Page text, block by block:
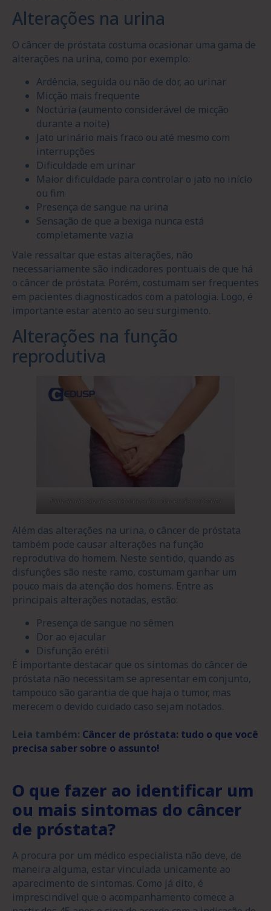
Alterações na urina
O câncer de próstata costuma ocasionar uma gama de
alterações na urina, como por exemplo:
Ardência, seguida ou não de dor, ao urinar
Micção mais frequente
Noctúria (aumento considerável de micção
durante a noite)
Jato urinário mais fraco ou até mesmo com
interrupções
Dificuldade em urinar
Maior dificuldade para controlar o jato no início
ou fim
Presença de sangue na urina
Sensação de que a bexiga nunca está
completamente vazia
Vale ressaltar que estas alterações, não
necessariamente são indicadores pontuais de que há
o câncer de próstata. Porém, costumam ser frequentes
em pacientes diagnosticados com a patologia. Logo, é
importante estar atento ao seu surgimento.
Alterações na função
reprodutiva
Além das alterações na urina, o câncer de próstata
também pode causar alterações na função
reprodutiva do homem. Neste sentido, quando as
disfunções são neste ramo, costumam ganhar um
pouco mais da atenção dos homens. Entre as
principais alterações notadas, estão:
Presença de sangue no sêmen
Dor ao ejacular
Disfunção erétil
É importante destacar que os sintomas do câncer de
próstata não necessitam se apresentar em conjunto,
tampouco são garantia de que haja o tumor, mas
merecem o devido cuidado caso sejam notados.
Leia também: Câncer de próstata: tudo o que você
precisa saber sobre o assunto!
O que fazer ao identificar um
ou mais sintomas do câncer
de próstata?
A procura por um médico especialista não deve, de
maneira alguma, estar vinculada unicamente ao
aparecimento de sintomas. Como já dito, é
imprescindível que o acompanhamento comece a